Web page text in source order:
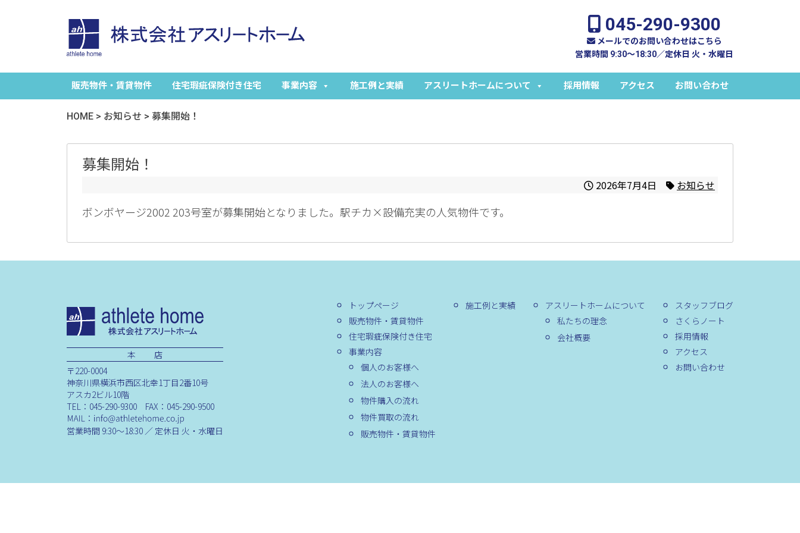
045-290-9300
メールでのお問い合わせはこちら
営業時間 9:30～18:30／定休日 火・水曜日
販売物件・賃貸物件 住宅瑕疵保険付き住宅 事業内容 施工例と実績 アスリートホームについて 採用情報 アクセス お問い合わせ
HOME > お知らせ > 募集開始！
募集開始！
2026年7月4日 お知らせ
ボンボヤージ2002 203号室が募集開始となりました。駅チカ×設備充実の人気物件です。
本 店
〒220-0004
神奈川県横浜市西区北幸1丁目2番10号
アスカ2ビル10階
TEL：045-290-9300 FAX：045-290-9500
営業時間 9:30～18:30 ／ 定休日 火・水曜日
トップページ
販売物件・賃貸物件
住宅瑕疵保険付き住宅
事業内容
個人のお客様へ
法人のお客様へ
物件購入の流れ
物件買取の流れ
販売物件・賃貸物件
施工例と実績
アスリートホームについて
私たちの理念
会社概要
スタッフブログ
さくらノート
採用情報
アクセス
お問い合わせ